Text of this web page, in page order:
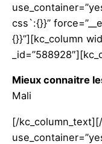
css`:{}}”
{}}”][kc_column
Mieux connaitre
Mali
[/